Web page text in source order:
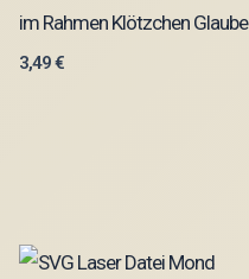
im Rahmen Klötzchen Glaube
3,49€